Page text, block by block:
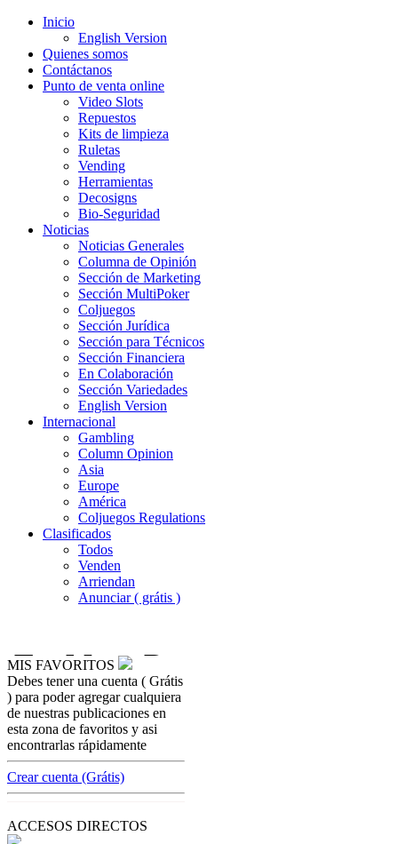
Inicio
English Version
Quienes somos
Contáctanos
Punto de venta online
Video Slots
Repuestos
Kits de limpieza
Ruletas
Vending
Herramientas
Decosigns
Bio-Seguridad
Noticias
Noticias Generales
Columna de Opinión
Sección de Marketing
Sección MultiPoker
Coljuegos
Sección Jurídica
Sección para Técnicos
Sección Financiera
En Colaboración
Sección Variedades
English Version
Internacional
Gambling
Column Opinion
Asia
Europe
América
Coljuegos Regulations
Clasificados
Todos
Venden
Arriendan
Anunciar ( grátis )
seccion-juridica
Alimentos, su pago prevalece sobre
cualquier otra obligación
[ Cerrar X ]
Advertisement
MIS FAVORITOS
Debes tener una cuenta ( Grátis
) para poder agregar cualquiera
de nuestras publicaciones en
esta zona de favoritos y asi
encontrarlas rápidamente
Crear cuenta (Grátis)
ACCESOS DIRECTOS